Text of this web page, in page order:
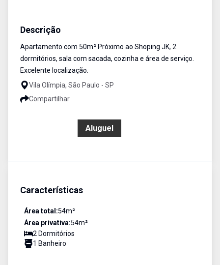
Descrição
Apartamento com 50m² Próximo ao Shoping JK, 2
dormitórios, sala com sacada, cozinha e área de serviço.
Excelente localização.
Vila Olímpia, São Paulo - SP
Compartilhar
Aluguel
Características
Área total:54m²
Área privativa:54m²
2 Dormitórios
1 Banheiro